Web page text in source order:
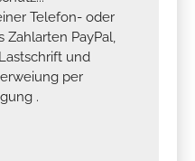
Telefon- oder
Zahlarten PayPal,
und
per
.